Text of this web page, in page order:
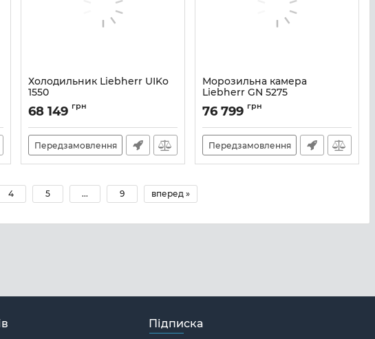
Холодильник Liebherr UIKo
1550
Артикул:UIKO1550
68 149 грн
Передзамовлення
Морозильна камера
Liebherr GN 5275
Артикул:GN5275
76 799 грн
Передзамовлення
4 5 ... 9 вперед »
Підписка